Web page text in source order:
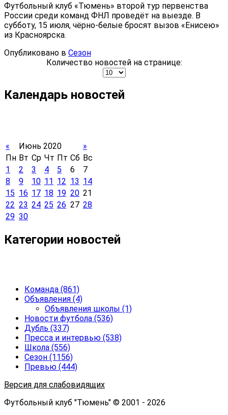
Футбольный клуб «Тюмень» второй тур первенства
России среди команд ФНЛ проведёт на выезде. В
субботу, 15 июля, чёрно-белые бросят вызов «Енисею»
из Красноярска.
Опубликовано в Сезон
Количество новостей на странице:
Календарь новостей
« Июнь 2020
»
Пн Вт Ср Чт Пт Сб Вс
1
2 3 4 5 6
7
8
9 10 11 12 13 14
15 16 17 18 19 20 21
22 23 24 25 26 27 28
29 30
Категории новостей
Команда (861)
Объявления (4)
Объявления школы (1)
Новости футбола (536)
Дубль (337)
Пресса и интервью (538)
Школа (556)
Сезон (1156)
Превью (444)
Версия для слабовидящих
Футбольный клуб "Тюмень" © 2001 - 2026